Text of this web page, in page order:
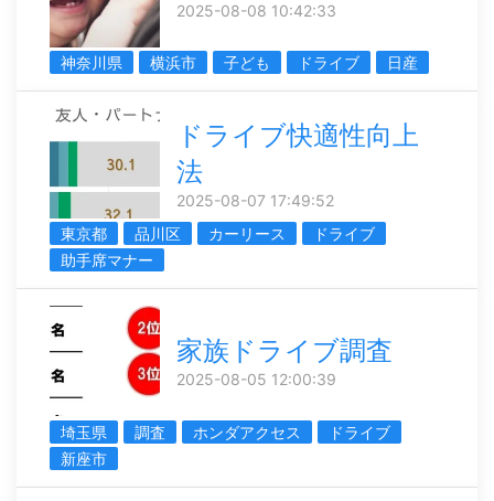
2025-08-08 10:42:33
神奈川県 横浜市 子ども ドライブ 日産
ドライブ快適性向上
法
2025-08-07 17:49:52
東京都
品川区 カーリース
ドライブ
助手席マナー
家族ドライブ調査
2025-08-05 12:00:39
埼玉県 調査 ホンダアクセス
ドライブ
新座市